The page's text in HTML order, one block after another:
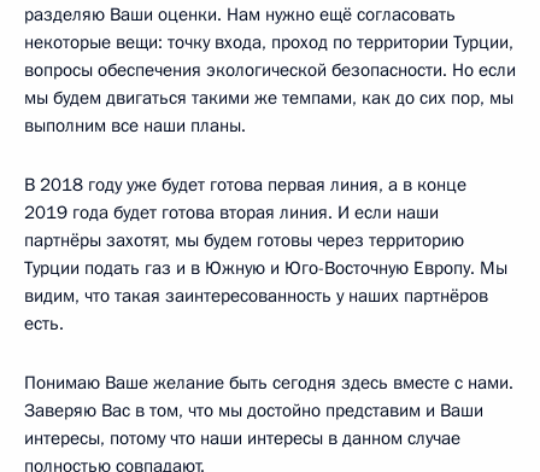
разделяю Ваши оценки. Нам нужно ещё согласовать
некоторые вещи: точку входа, проход по территории Турции,
вопросы обеспечения экологической безопасности. Но если
мы будем двигаться такими же темпами, как до сих пор, мы
выполним все наши планы.
В 2018 году уже будет готова первая линия, а в конце
2019 года будет готова вторая линия. И если наши
партнёры захотят, мы будем готовы через территорию
Турции подать газ и в Южную и Юго-Восточную Европу. Мы
видим, что такая заинтересованность у наших партнёров
есть.
Понимаю Ваше желание быть сегодня здесь вместе с нами.
Заверяю Вас в том, что мы достойно представим и Ваши
интересы, потому что наши интересы в данном случае
полностью совпадают.